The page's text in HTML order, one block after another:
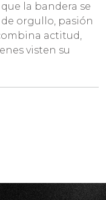
la bandera se
orgullo, pasión
actitud,
visten su